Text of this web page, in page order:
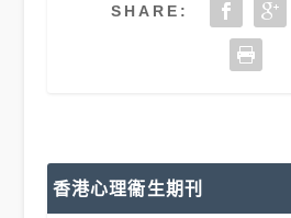
SHARE:
香港心理衞生期刊